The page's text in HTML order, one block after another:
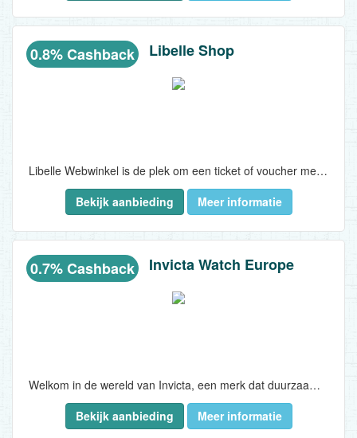
0.8% Cashback Libelle Shop
Libelle Webwinkel is de plek om een ticket of voucher met korting te kopen van de leukste attractieparken, dierentuinen, sauna's en hotels. Libelle Webwinkel heeft in de meeste gevallen de scherpste prijs door exclusieve deals. Daarnaast zijn er veel verschillende soorten producten met korting te vinden in de shop...
Bekijk aanbieding
Meer informatie
0.7% Cashback Invicta Watch Europe
Welkom in de wereld van Invicta, een merk dat duurzaamheid, tijdloosheid. Invicta is opgericht met een eenvoudige maar diepgaande missie - het aanbieden van hoogwaardige horloges die voor iedereen toegankelijk zijn. Onze oprichter, Raphael Picard, geloofde in het leveren van uitzonderlijke kwaliteit zonder het forse prijskaartje...
Bekijk aanbieding
Meer informatie